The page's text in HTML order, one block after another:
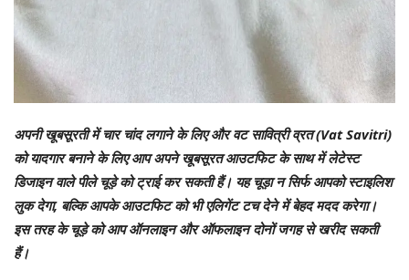
अपनी खूबसूरती में चार चांद लगाने के लिए और वट सावित्री व्रत (Vat Savitri)
को यादगार बनाने के लिए आप अपने खूबसूरत आउटफिट के साथ में लेटेस्ट
डिजाइन वाले पीले चूड़े को ट्राई कर सकती हैं। यह चूड़ा न सिर्फ आपको स्टाइलिश
लुक देगा, बल्कि आपके आउटफिट को भी एलिगेंट टच देने में बेहद मदद करेगा।
इस तरह के चूड़े को आप ऑनलाइन और ऑफलाइन दोनों जगह से खरीद सकती
हैं।